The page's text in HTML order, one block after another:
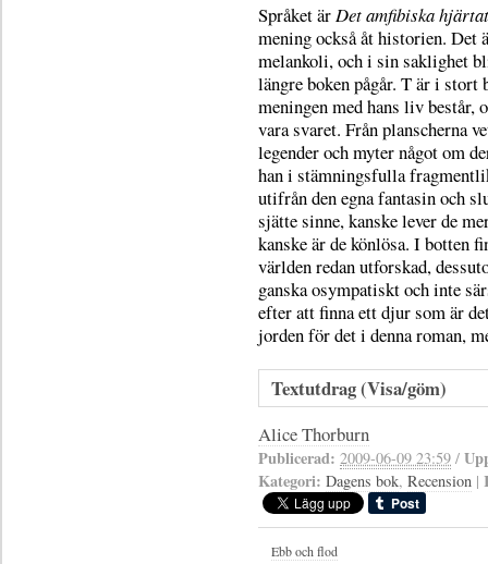
Språket är Det amfibiska hjärtat
mening också åt historien. Det
melankoli, och i sin saklighet
längre boken pågår. T är i stort
meningen med hans liv består,
vara svaret. Från planscherna
legender och myter något om
han i stämningsfulla
utifrån den egna fantasin och
sjätte sinne, kanske lever de
kanske är de könlösa. I botten
världen redan utforskad,
ganska osympatiskt och inte
efter att finna ett djur som är
jorden för det i denna roman,
Textutdrag (Visa/göm)
Alice Thorburn
Publicerad: 2009-06-09 23:59 /
Kategori: Dagens bok, Recension |
Ebb och flod